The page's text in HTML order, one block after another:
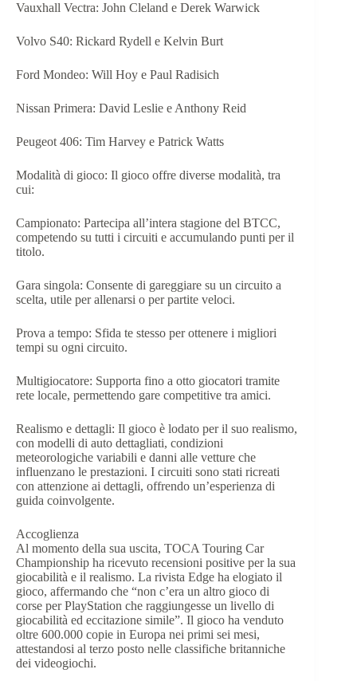
Vauxhall Vectra: John Cleland e Derek Warwick​
Volvo S40: Rickard Rydell e Kelvin Burt​
Ford Mondeo: Will Hoy e Paul Radisich​
Nissan Primera: David Leslie e Anthony Reid​
Peugeot 406: Tim Harvey e Patrick Watts​
Modalità di gioco: Il gioco offre diverse modalità, tra
cui:​
Campionato: Partecipa all’intera stagione del BTCC,
competendo su tutti i circuiti e accumulando punti per il
titolo.​
Gara singola: Consente di gareggiare su un circuito a
scelta, utile per allenarsi o per partite veloci.​
Prova a tempo: Sfida te stesso per ottenere i migliori
tempi su ogni circuito.​
Multigiocatore: Supporta fino a otto giocatori tramite
rete locale, permettendo gare competitive tra amici.​
Realismo e dettagli: Il gioco è lodato per il suo realismo,
con modelli di auto dettagliati, condizioni
meteorologiche variabili e danni alle vetture che
influenzano le prestazioni. I circuiti sono stati ricreati
con attenzione ai dettagli, offrendo un’esperienza di
guida coinvolgente.​
Accoglienza
Al momento della sua uscita, TOCA Touring Car
Championship ha ricevuto recensioni positive per la sua
giocabilità e il realismo. La rivista Edge ha elogiato il
gioco, affermando che “non c’era un altro gioco di
corse per PlayStation che raggiungesse un livello di
giocabilità ed eccitazione simile”. Il gioco ha venduto
oltre 600.000 copie in Europa nei primi sei mesi,
attestandosi al terzo posto nelle classifiche britanniche
dei videogiochi. ​